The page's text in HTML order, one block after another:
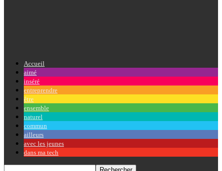
Accueil
aimé
inséré
entreprendre
être
ensemble
naturel
commun
ailleurs
avec les jeunes
dans ma tech